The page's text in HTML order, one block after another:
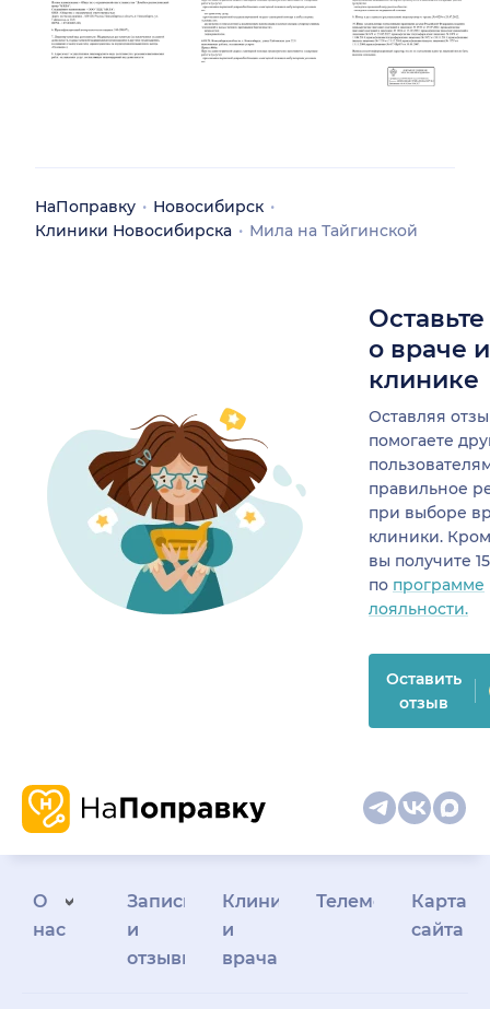
НаПоправку
Новосибирск
Клиники Новосибирска
Мила на Тайгинской
о враче
клинике
Оставляя
помогаете
правильное
при выборе
клиники.
вы получите
по программе
лояльности.
Оставить
отзыв
О
нас
Запись
и
отзывы
Клиникам
и
врачам
Телемедицина
Карта
сайта